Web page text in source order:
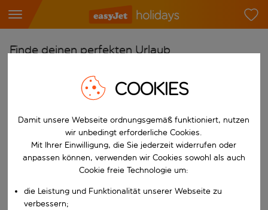
Finde deinen perfekten Urlaub
Flughafen wählen
Beginne mit der Eingabe für die automatische
Reiseziel wählen
Nach
Wähle ein Ab- und Rückflugdatum aus.
Reisezeitraum wählen
Wann
Wer
COOKIES
Damit unsere Webseite ordnungsgemäß funktioniert, nutzen
wir unbedingt erforderliche Cookies.
Mit Ihrer Einwilligung, die Sie jederzeit widerrufen oder
anpassen können, verwenden wir Cookies sowohl als auch
Cookie freie Technologie um:
die Leistung und Funktionalität unserer Webseite zu
verbessern;